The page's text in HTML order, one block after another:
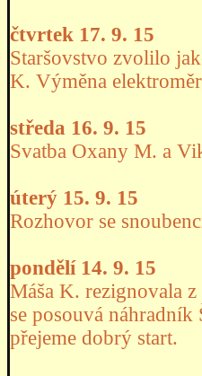
čtvrtek 17. 9. 15
Staršovstvo zvolilo
K. Výměna
středa 16. 9. 15
Svatba Oxany M. a
úterý 15. 9. 15
Rozhovor se
pondělí 14. 9. 15
Máša K. rezignovala
se posouvá náhradník
přejeme dobrý start.